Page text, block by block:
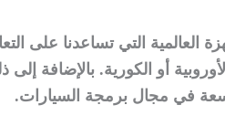
العالمية التي تساعدنا على
الأوروبية أو الكورية. بالإضافة
في مجال برمجة السيارات.